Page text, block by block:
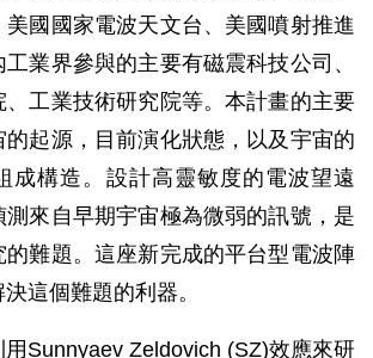
美國國家電波天文台、美國噴射推進
業界參與的主要有磁震科技公司、
、工業技術研究院等。本計畫的主要
的起源，目前演化狀態，以及宇宙的
成構造。設計高靈敏度的電波望遠
來自早期宇宙極為微弱的訊號，是
的難題。這座新完成的平台型電波陣
這個難題的利器。
用Sunnyaev Zeldovich (SZ)效應來研